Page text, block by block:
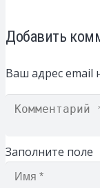
Добавить
Ваш адрес email
Заполните поле